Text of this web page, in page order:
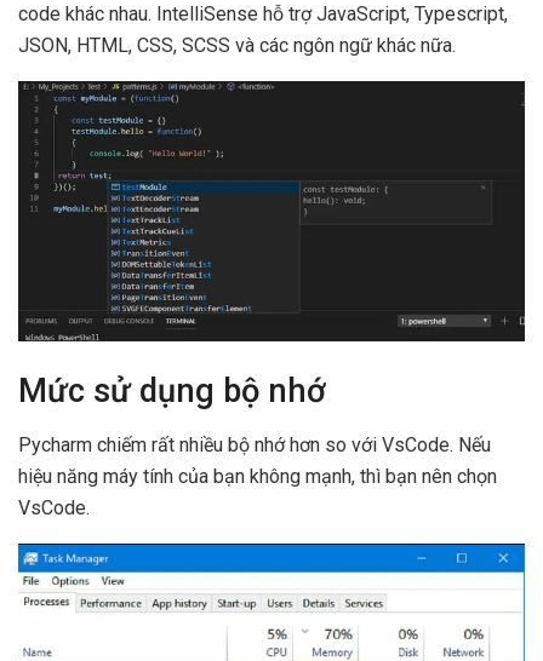
code khác nhau. IntelliSense hỗ trợ JavaScript, Typescript,
JSON, HTML, CSS, SCSS và các ngôn ngữ khác nữa.
Mức sử dụng bộ nhớ
Pycharm chiếm rất nhiều bộ nhớ hơn so với VsCode. Nếu
hiệu năng máy tính của bạn không mạnh, thì bạn nên chọn
VsCode.